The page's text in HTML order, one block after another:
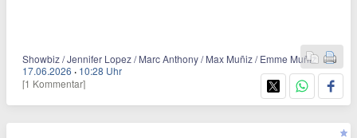
Showbiz / Jennifer Lopez / Marc Anthony / Max Muñiz / Emme Muñiz
17.06.2026 · 10:28 Uhr
[1 Kommentar]